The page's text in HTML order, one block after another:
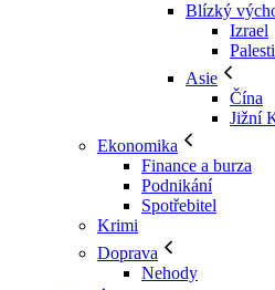
Blízký
Izrael
Asie
Čína
Jižní
Ekonomika
Finance a burza
Podnikání
Spotřebitel
Krimi
Doprava
Nehody